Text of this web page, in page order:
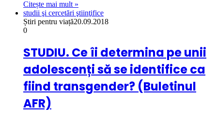
Citește mai mult »
studii şi cercetări ştiinţifice
Știri pentru viață20.09.2018
0
STUDIU. Ce îi determina pe unii
adolescenți să se identifice ca
fiind transgender? (Buletinul
AFR)